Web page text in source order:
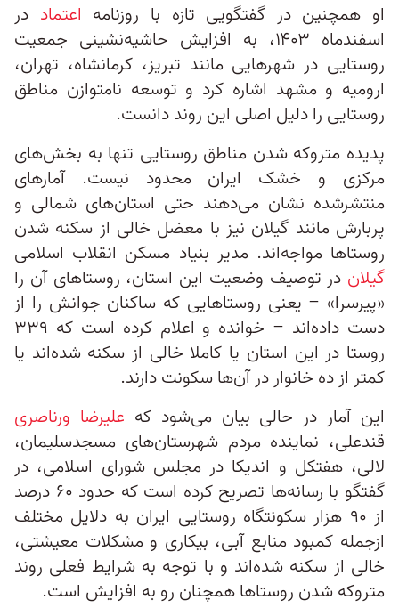
او همچنین در گفتگویی تازه با روزنامه اعتماد در
اسفندماه ۱۴۰۳، به افزایش حاشیه‌نشینی جمعیت
روستایی در شهرهایی مانند تبریز، کرمانشاه، تهران،
ارومیه و مشهد اشاره کرد و توسعه نامتوازن مناطق
روستایی را دلیل اصلی این روند دانست.
پدیده متروکه شدن مناطق روستایی تنها به بخش‌های
مرکزی و خشک ایران محدود نیست. آمارهای
منتشرشده نشان می‌دهند حتی استان‌های شمالی و
پربارش مانند گیلان نیز با معضل خالی از سکنه شدن
روستاها مواجه‌اند. مدیر بنیاد مسکن انقلاب اسلامی
گیلان در توصیف وضعیت این استان، روستاهای آن را
«پیرسرا» – یعنی روستاهایی که ساکنان جوانش را از
دست داده‌اند – خوانده و اعلام کرده است که ۳۳۹
روستا در این استان یا کاملا خالی از سکنه شده‌اند یا
کمتر از ده خانوار در آن‌ها سکونت دارند.
این آمار در حالی بیان می‌شود که علیرضا ورناصری
قندعلی، نماینده مردم شهرستان‌های مسجدسلیمان،
لالی، هفتکل و اندیکا در مجلس شورای اسلامی، در
گفتگو با رسانه‌ها تصریح کرده است که حدود ۶۰ درصد
از ۹۰ هزار سکونتگاه روستایی ایران به دلایل مختلف
ازجمله کمبود منابع آبی، بیکاری و مشکلات معیشتی،
خالی از سکنه شده‌اند و با توجه به شرایط فعلی روند
متروکه شدن روستاها همچنان رو به افزایش است.